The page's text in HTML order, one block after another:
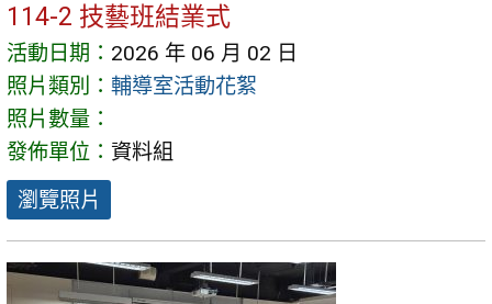
114-2 技藝班結業式
活動日期： 2026 年 06 月 02 日
照片類別： 輔導室活動花絮
照片數量：
發佈單位： 資料組
瀏覽照片